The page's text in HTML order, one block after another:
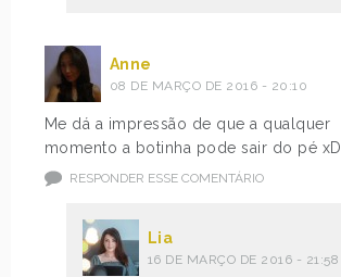
Anne
08 DE MARÇO DE 2016 - 20:10
Me dá a impressão de que a qualquer
momento a botinha pode sair do pé xD
RESPONDER ESSE COMENTÁRIO
Lia
16 DE MARÇO DE 2016 - 21:58